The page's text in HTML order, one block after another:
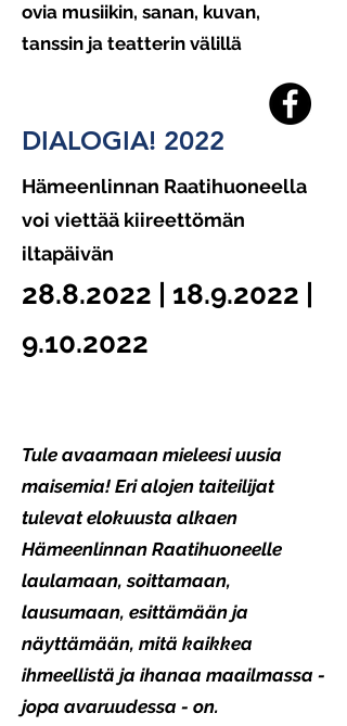
ovia musiikin, sanan, kuvan,
tanssin ja teatterin välillä
DIALOGIA! 2022
Hämeenlinnan Raatihuoneella
voi viettää kiireettömän
iltapäivän
28.8.2022 18.9.2022
9.10.2022
Tule avaamaan mieleesi uusia
maisemia! Eri alojen taiteilijat
tulevat elokuusta alkaen
Hämeenlinnan Raatihuoneelle
laulamaan, soittamaan,
lausumaan, esittämään ja
näyttämään, mitä kaikkea
ihmeellistä ja ihanaa maailmassa -
jopa avaruudessa - on.